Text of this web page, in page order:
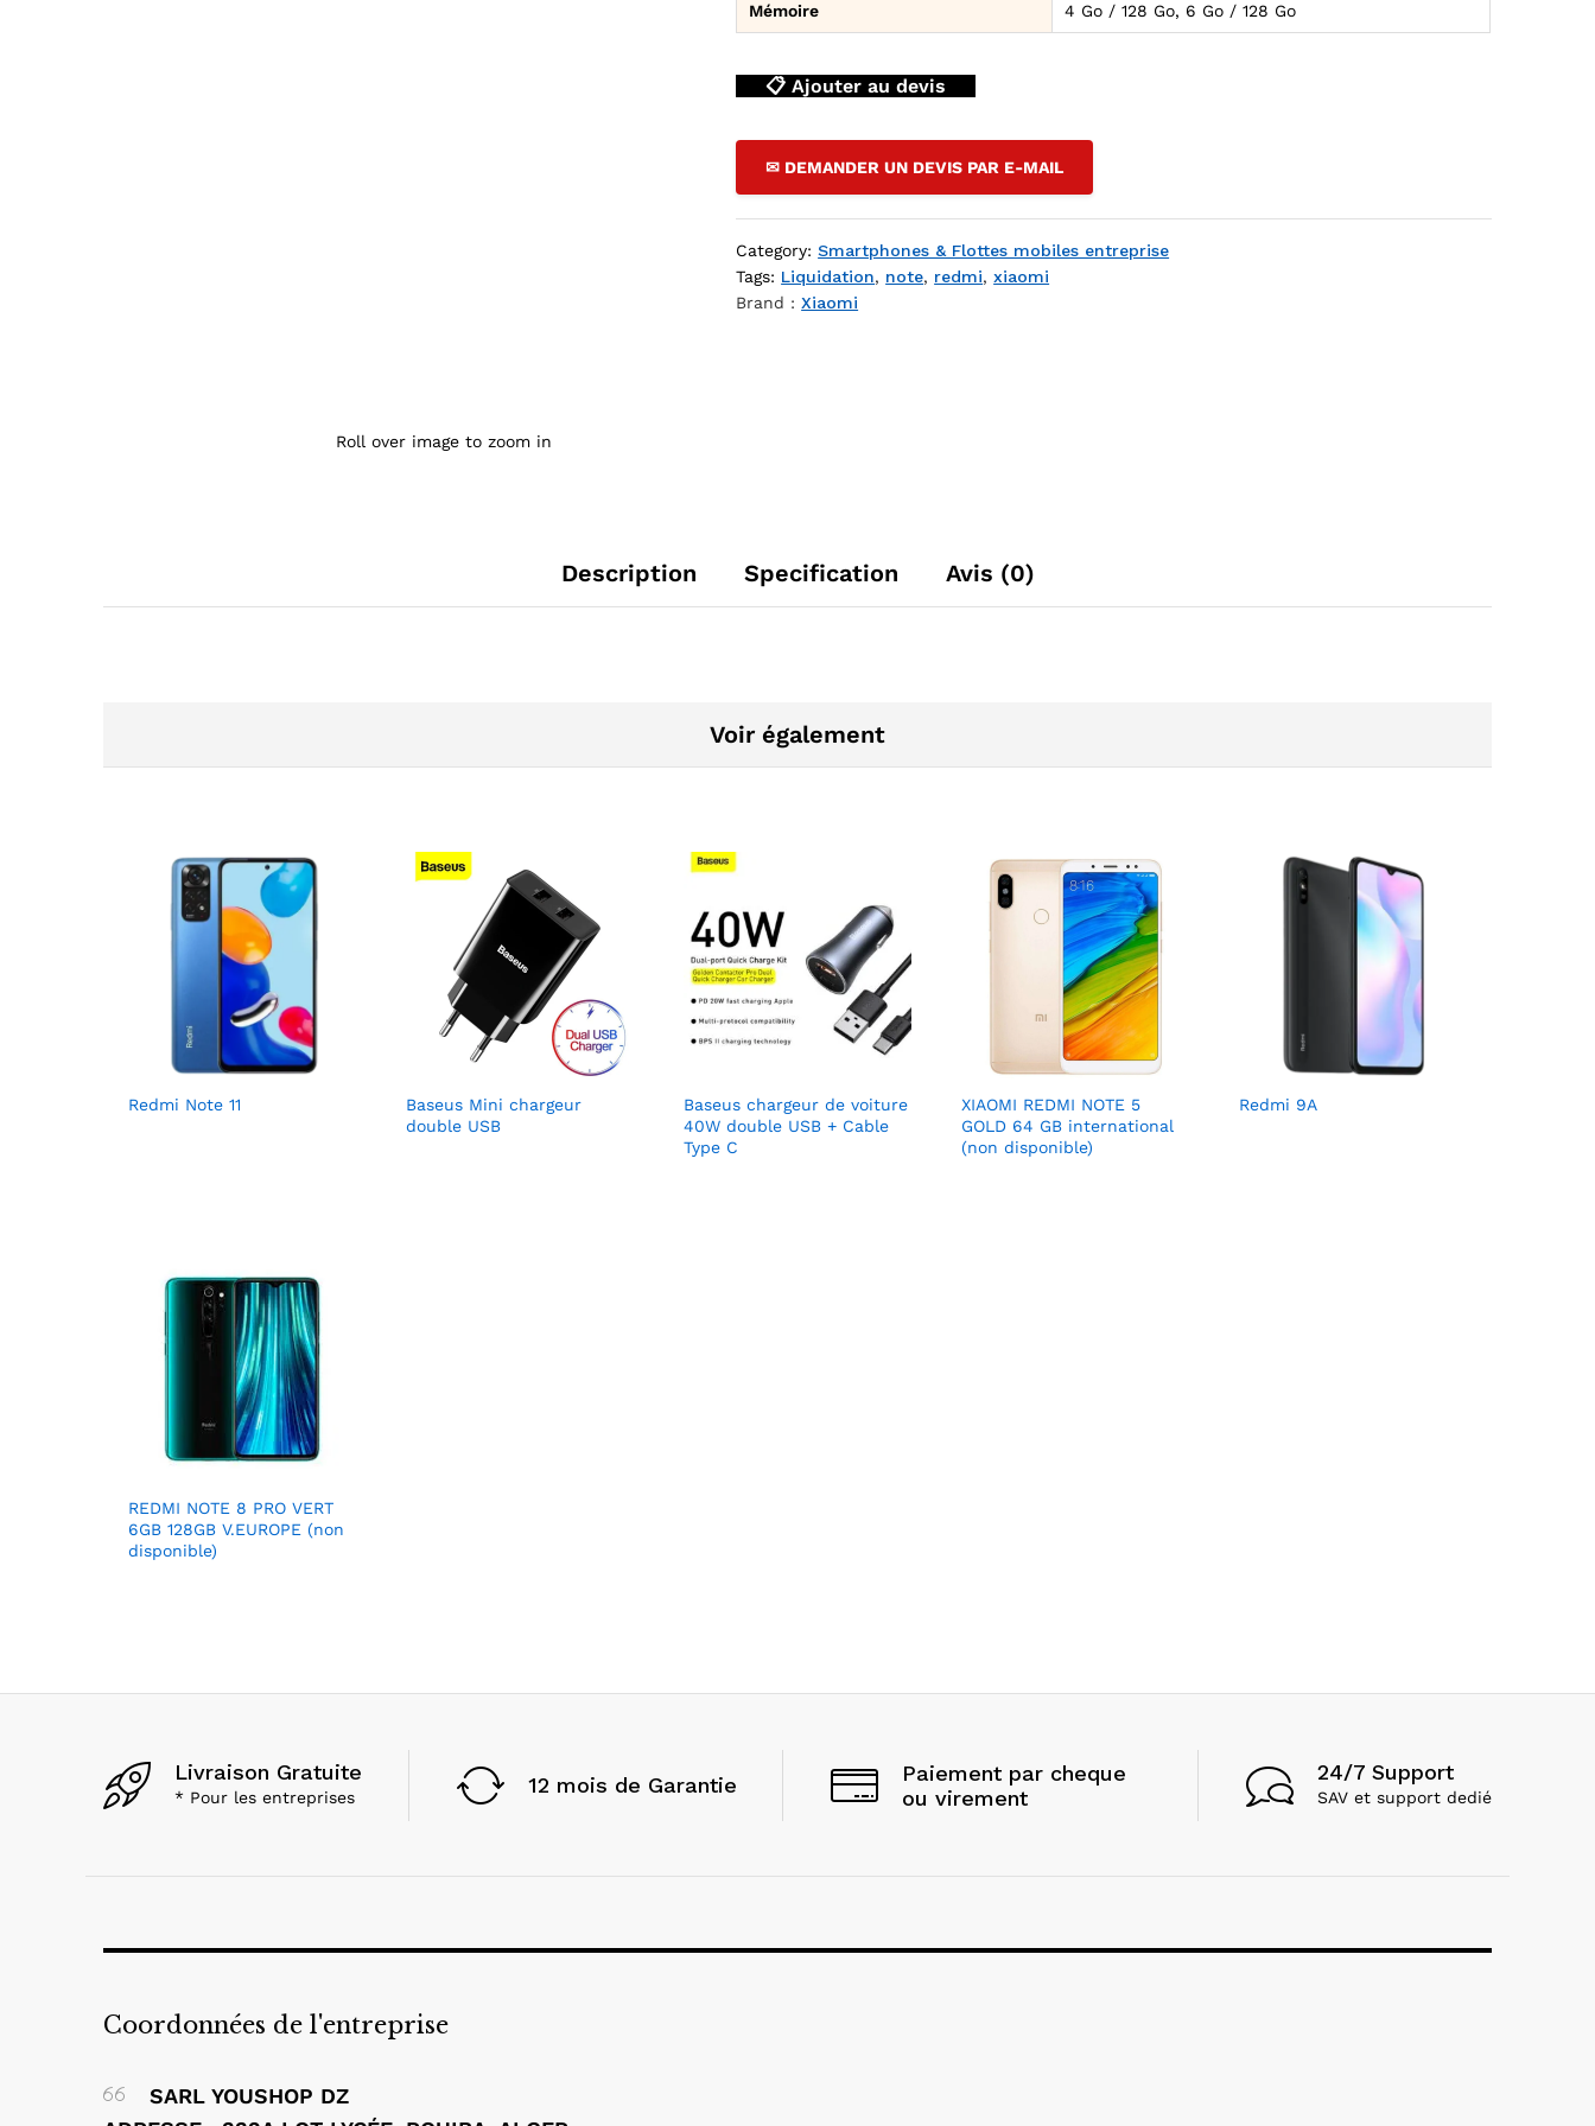
Roll over image to zoom in
Mémoire 4 Go / 128 Go, 6 Go / 128 Go
📋 Ajouter au devis
✉ DEMANDER UN DEVIS PAR E-MAIL
Category:Smartphones & Flottes mobiles entreprise
Tags: Liquidation, note, redmi,xiaomi
Brand :Xiaomi
Description Specification Avis (0)
Voir également
Redmi Note 11
Baseus Mini chargeur
double USB
Baseus chargeur de voiture
40W double USB + Cable
Type C
XIAOMI REDMI NOTE 5
GOLD 64 GB international
(non disponible)
Redmi 9A
REDMI NOTE 8 PRO VERT
6GB 128GB V.EUROPE (non
disponible)
Livraison Gratuite
* Pour les entreprises 12 mois de Garantie
Paiement par cheque
ou virement
24/7 Support
SAV et support dedié
Coordonnées de l'entreprise
SARL YOUSHOP DZ